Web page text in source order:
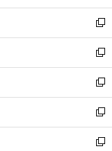
開
く
新
し
い
ウ
ィ
ン
ド
ウ
で
新
し
い
ウ
ィ
ン
ド
新
し
い
ウ
ィ
新
し
い
新